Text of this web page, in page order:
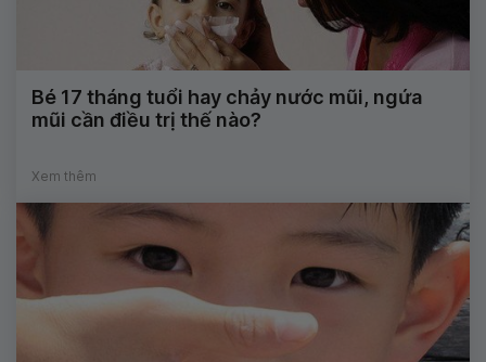
Bé 17 tháng tuổi hay chảy nước mũi, ngứa
mũi cần điều trị thế nào?
Xem thêm